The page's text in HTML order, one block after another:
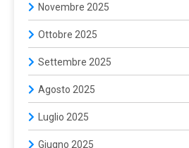
Novembre 2025
Ottobre 2025
Settembre 2025
Agosto 2025
Luglio 2025
Giugno 2025